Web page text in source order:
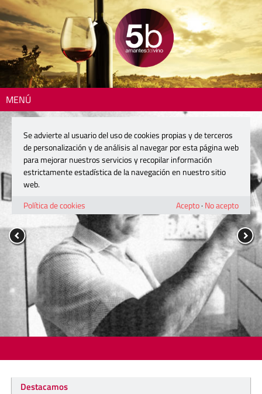
MENÚ
Destacamos
Se advierte al usuario del uso de cookies propias y de terceros
de personalización y de análisis al navegar por esta página web
para mejorar nuestros servicios y recopilar información
estrictamente estadística de la navegación en nuestro sitio
web.
Política de cookies
Acepto· No acepto